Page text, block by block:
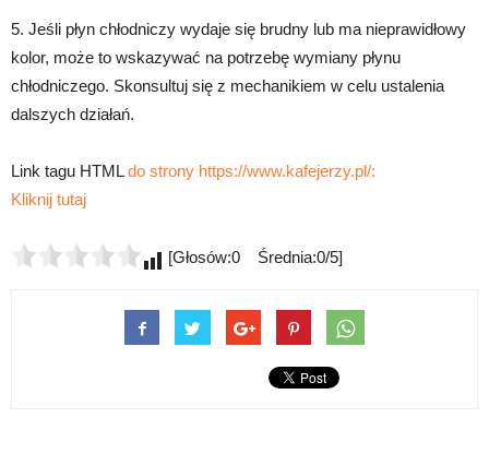
5. Jeśli płyn chłodniczy wydaje się brudny lub ma nieprawidłowy
kolor, może to wskazywać na potrzebę wymiany płynu
chłodniczego. Skonsultuj się z mechanikiem w celu ustalenia
dalszych działań.
Link tagu HTMLdo strony https://www.kafejerzy.pl/:
Kliknij tutaj
[Głosów:0 Średnia:0/5]